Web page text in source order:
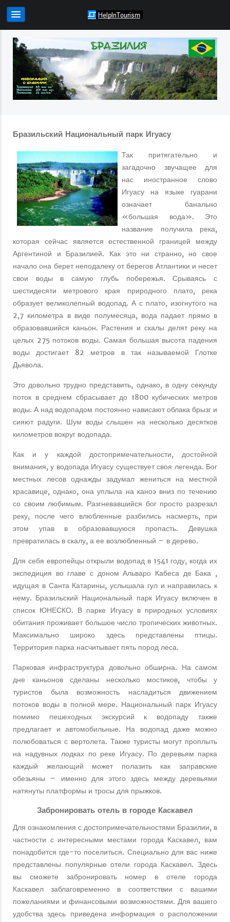
Бразильский Национальный парк Игуасу
Так притягательно и
загадочно звучащее для
нас иностранное слово
Игуасу на языке гуарани
означает банально
«большая вода». Это
название получила река,
которая сейчас является естественной границей между
Аргентиной и Бразилией. Как это ни странно, но свое
начало она берет неподалеку от берегов Атлантики и несет
свои воды в самую глубь побережья. Срываясь с
шестидесяти метрового края природного плато, река
образует великолепный водопад. А с плато, изогнутого на
2,7 километра в виде полумесяца, вода падает прямо в
образовавшийся каньон. Растения и скалы делят реку на
целых 275 потоков воды. Самая большая высота падения
воды достигает 82 метров в так называемой Глотке
Дьявола.
Это довольно трудно представить, однако, в одну секунду
поток в среднем сбрасывает до 1800 кубических метров
воды. А над водопадом постоянно нависают облака брызг и
сияют радуги. Шум воды слышен на несколько десятков
километров вокруг водопада.
Как и у каждой достопримечательности, достойной
внимания, у водопада Игуасу существует своя легенда. Бог
местных лесов однажды задумал жениться на местной
красавице, однако, она уплыла на каноэ вниз по течению
со своим любимым. Разгневавшийся бог просто разрезал
реку, после чего влюбленные разбились насмерть, при
этом упав в образовавшуюся пропасть. Девушка
превратилась в скалу, а ее возлюбленный – в дерево.
Для себя европейцы открыли водопад в 1541 году, когда их
экспедиция во главе с доном Альваро Кабеса де Бака ,
идущая в Санта Катарины, услышала гул и направилась к
нему. Бразильский Национальный парк Игуасу включен в
список ЮНЕСКО. В парке Игуасу в природных условиях
обитания проживает большое число тропических животных.
Максимально широко здесь представлены птицы.
Территория парка насчитывает пять пород леса.
Парковая инфраструктура довольно обширна. На самом
дне каньонов сделаны несколько мостиков, чтобы у
туристов была возможность насладиться движением
потоков воды в полной мере. Национальный парк Игуасу
помимо пешеходных экскурсий к водопаду также
предлагает и автомобильные. На водопад даже можно
полюбоваться с вертолета. Также туристы могут проплыть
на надувных лодках по реке Игуасу. По деревьям парка
каждый желающий может полазить как заправские
обезьяны – именно для этого здесь между деревьями
натянуты платформы и тросы для прыжков.
Забронировать отель в городе Каскавел
Для ознакомления с достопримечательностями Бразилии, в
частности с интересными местами города Каскавел, вам
понадобится где-то поселиться. Специально для вас ниже
представлены популярные отели города Каскавел. Здесь
вы сможете забронировать номер в отеле города
Каскавел заблаговременно в соответствии с вашими
пожеланиями и финансовыми возможностями. Для вашего
удобства здесь приведена информация о расположении